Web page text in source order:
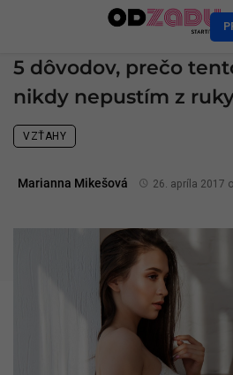
5 dôvodov, prečo
nikdy nepustím z
VZŤAHY
Marianna Mikešová 26. apríla 2017